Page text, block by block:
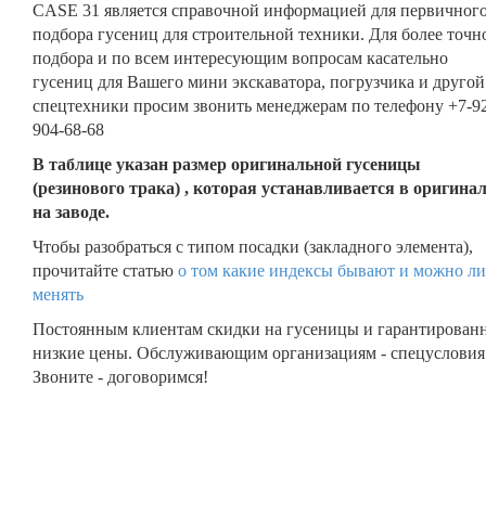
CASE 31 является справочной информацией для
подбора гусениц для строительной техники. Для более
подбора и по всем интересующим вопросам касательно
гусениц для Вашего мини экскаватора, погрузчика и другой
спецтехники просим звонить менеджерам по телефону +7-
904-68-68
В таблице указан размер оригинальной гусеницы
(резинового трака) , которая устанавливается в
на заводе.
Чтобы разобраться с типом посадки (закладного элемента),
прочитайте статью о том какие индексы бывают и можно
менять
Постоянным клиентам скидки на гусеницы и
низкие цены. Обслуживающим организациям -
Звоните - договоримся!